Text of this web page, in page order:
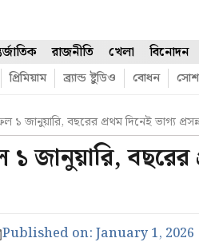
রাজনীতি খেলা বিনোদন
প্রিমিয়াম ব্র্যান্ড ষ্টুডিও বোধন
জানুয়ারি, বছরের প্রথম দিনেই ভাগ্য
বছরের
Published on: January 1, 2026